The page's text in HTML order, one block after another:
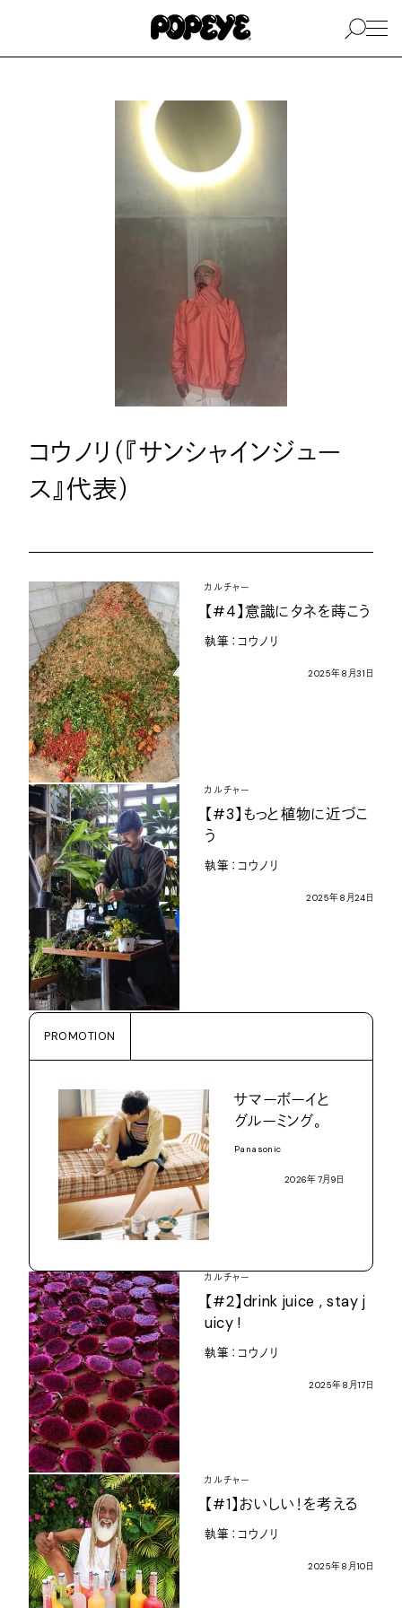
コウノリ（『サンシャインジュー
ス』代表）
カルチャー
【#4】意識にタネを蒔こう
執筆：コウノリ
2025年8 月31 日
カルチャー
【#3】もっと植物に近づこ
う
執筆：コウノリ
2025年8 月24日
PROMOTION
サマーボーイと
グルーミング。
Panasonic
2026年7月 9日
カルチャー
【#2】drink juice , stay j
uicy !
執筆：コウノリ
2025年8 月 17日
カルチャー
【#1】おいしい！を考える
執筆：コウノリ
2025年8 月 10日